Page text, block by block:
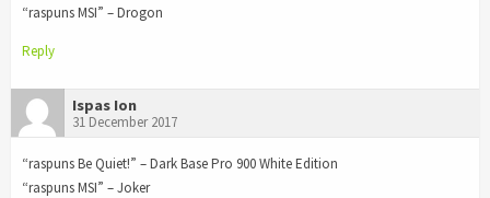
“raspuns MSI” – Drogon
Reply
Ispas Ion
31 December 2017
“raspuns Be Quiet!” – Dark Base Pro 900 White Edition
“raspuns MSI” – Joker